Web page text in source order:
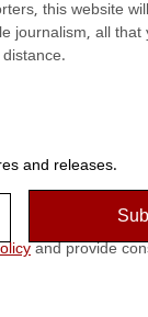
this website
journalism, all that
and releases.
and provide